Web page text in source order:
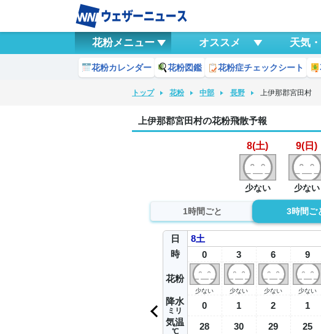
花粉メニュー オススメ 天気
花粉カレンダー 花粉図鑑 花粉症チェックシート
トップ 花粉 中部 長野 上伊那郡宮田村
上伊那郡宮田村の花粉飛散予報
8(土)
少ない
9(日)
少ない
1時間ごと 3時間ご
日
時
花粉
降水
ミリ
気温
℃
8土
0
少ない
0
28
3
少ない
1
30
6
少ない
2
29
9
少ない
1
25